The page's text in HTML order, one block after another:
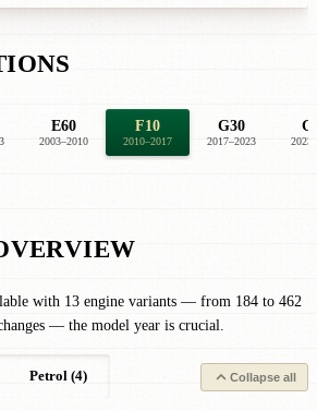
E60
2003–2010
F10
2010–2017
G30
2017–2023
with 13 engine variants — from 184 to 462
— the model year is crucial.
Petrol (4) Collapse all